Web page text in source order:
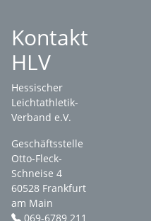
Kontakt
HLV
Hessischer
Leichtathletik-
Verband e.V.
Geschäftsstelle
Otto-Fleck-
Schneise 4
60528 Frankfurt
am Main
069-6789 211